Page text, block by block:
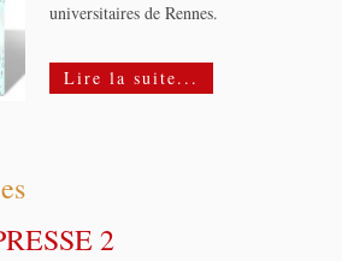
universitaires de Rennes.
Lire la suite...
2